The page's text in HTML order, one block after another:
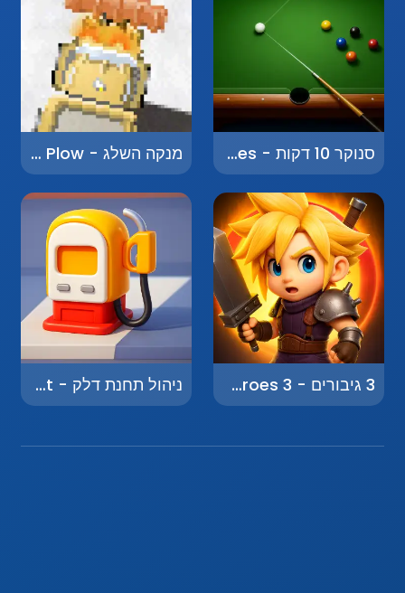
סנוקר 10 דקות - Snooker 10 Minutes מנקה השלג - Snow Plow
3 גיבורים - 3 Heroes ניהול תחנת דלק - Gas Station Management